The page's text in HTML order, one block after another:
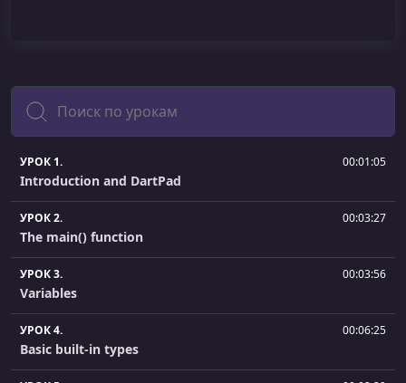
Поиск
УРОК 1. 00:01:05
Introduction and DartPad
УРОК 2. 00:03:27
The main() function
УРОК 3. 00:03:56
Variables
УРОК 4. 00:06:25
Basic built-in types